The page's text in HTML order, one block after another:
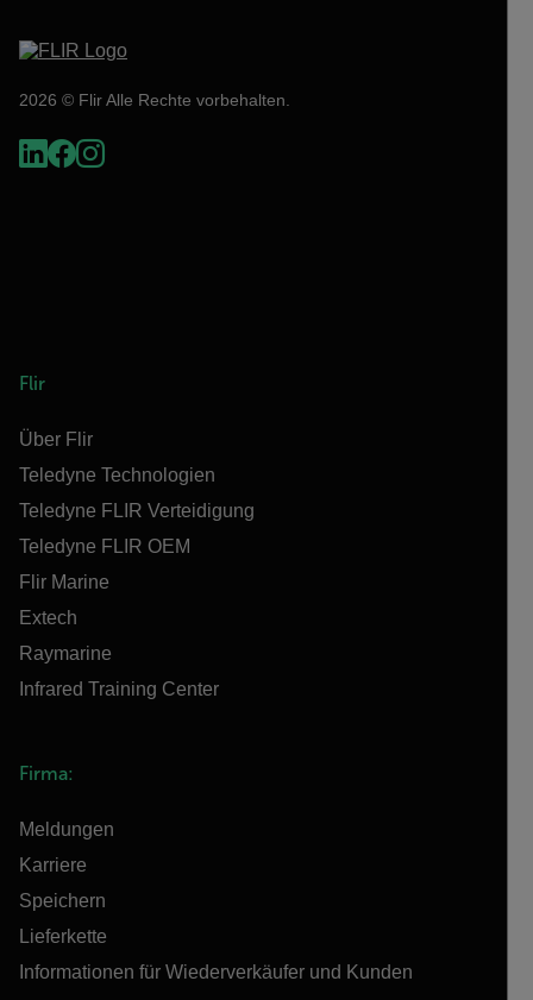
2026 © Flir Alle Rechte vorbehalten.
Flir
Über Flir
Teledyne Technologien
Teledyne FLIR Verteidigung
Teledyne FLIR OEM
Flir Marine
Extech
Raymarine
Infrared Training Center
Firma:
Meldungen
Karriere
Speichern
Lieferkette
Informationen für Wiederverkäufer und Kunden